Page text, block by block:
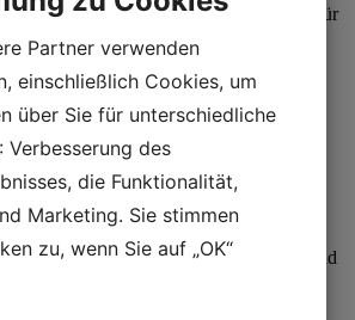
9 µm
Partner verwenden
einschließlich Cookies, um
über Sie für unterschiedliche
Verbesserung des
die Funktionalität,
Marketing. Sie stimmen
zu, wenn Sie auf „OK“